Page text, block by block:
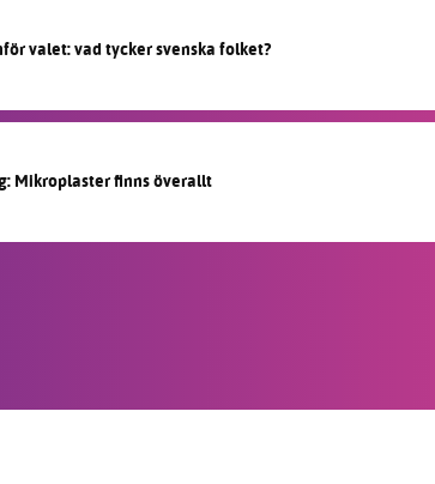
valet: vad tycker svenska folket?
Mikroplaster finns överallt